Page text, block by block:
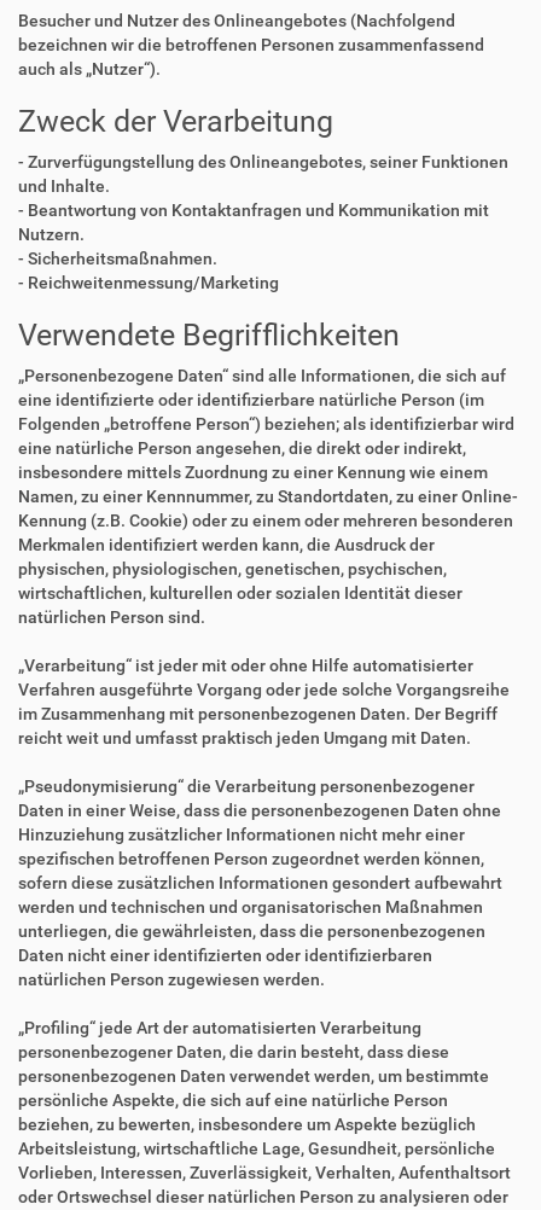
Besucher und Nutzer des Onlineangebotes (Nachfolgend
bezeichnen wir die betroffenen Personen zusammenfassend
auch als „Nutzer“).
Zweck der Verarbeitung
- Zurverfügungstellung des Onlineangebotes, seiner Funktionen
und Inhalte.
- Beantwortung von Kontaktanfragen und Kommunikation mit
Nutzern.
- Sicherheitsmaßnahmen.
- Reichweitenmessung/Marketing
Verwendete Begrifflichkeiten
„Personenbezogene Daten“ sind alle Informationen, die sich auf
eine identifizierte oder identifizierbare natürliche Person (im
Folgenden „betroffene Person“) beziehen; als identifizierbar wird
eine natürliche Person angesehen, die direkt oder indirekt,
insbesondere mittels Zuordnung zu einer Kennung wie einem
Namen, zu einer Kennnummer, zu Standortdaten, zu einer Online-
Kennung (z.B. Cookie) oder zu einem oder mehreren besonderen
Merkmalen identifiziert werden kann, die Ausdruck der
physischen, physiologischen, genetischen, psychischen,
wirtschaftlichen, kulturellen oder sozialen Identität dieser
natürlichen Person sind.
„Verarbeitung“ ist jeder mit oder ohne Hilfe automatisierter
Verfahren ausgeführte Vorgang oder jede solche Vorgangsreihe
im Zusammenhang mit personenbezogenen Daten. Der Begriff
reicht weit und umfasst praktisch jeden Umgang mit Daten.
„Pseudonymisierung“ die Verarbeitung personenbezogener
Daten in einer Weise, dass die personenbezogenen Daten ohne
Hinzuziehung zusätzlicher Informationen nicht mehr einer
spezifischen betroffenen Person zugeordnet werden können,
sofern diese zusätzlichen Informationen gesondert aufbewahrt
werden und technischen und organisatorischen Maßnahmen
unterliegen, die gewährleisten, dass die personenbezogenen
Daten nicht einer identifizierten oder identifizierbaren
natürlichen Person zugewiesen werden.
„Profiling“ jede Art der automatisierten Verarbeitung
personenbezogener Daten, die darin besteht, dass diese
personenbezogenen Daten verwendet werden, um bestimmte
persönliche Aspekte, die sich auf eine natürliche Person
beziehen, zu bewerten, insbesondere um Aspekte bezüglich
Arbeitsleistung, wirtschaftliche Lage, Gesundheit, persönliche
Vorlieben, Interessen, Zuverlässigkeit, Verhalten, Aufenthaltsort
oder Ortswechsel dieser natürlichen Person zu analysieren oder